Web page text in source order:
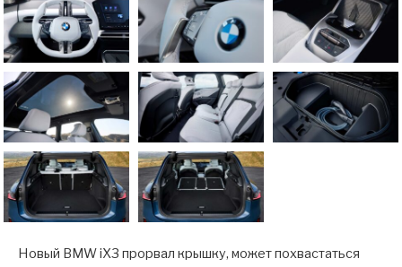
Новый BMW iX3 прорвал крышку, может похвастаться